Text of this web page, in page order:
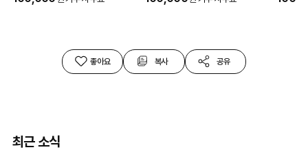
좋아요 복사 공유
최근 소식